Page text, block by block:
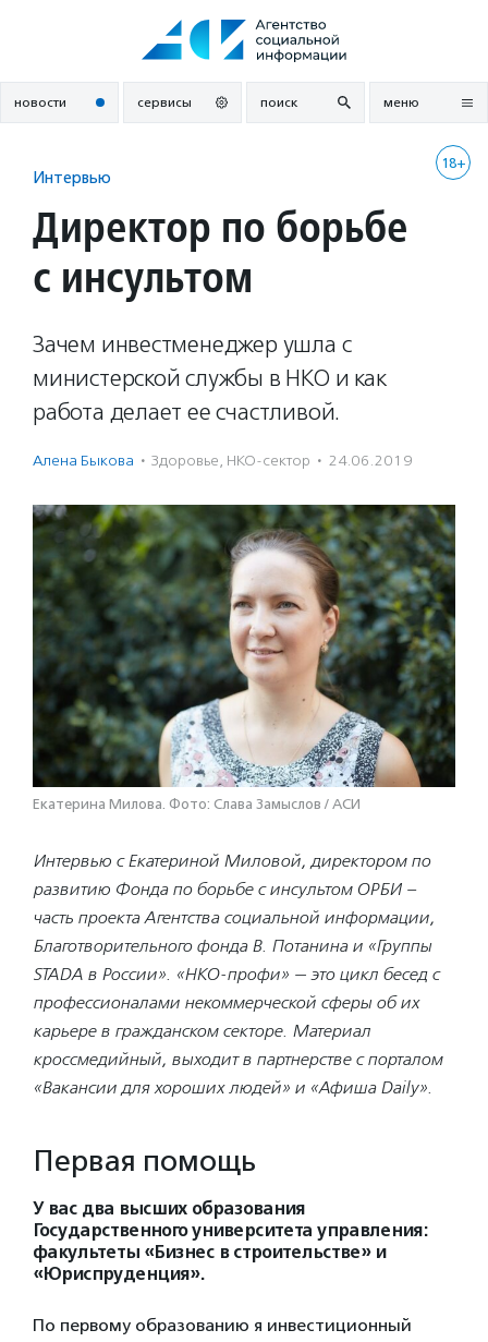
новости сервисы поиск меню
18+
Интервью
Директор по борьбе
с инсультом
Зачем инвестменеджер ушла с
министерской службы в НКО и как
работа делает ее счастливой.
Алена Быкова · Здоровье, НКО-сектор · 24.06.2019
Екатерина Милова. Фото: Слава Замыслов / АСИ
Интервью с Екатериной Миловой, директором по
развитию Фонда по борьбе с инсультом ОРБИ –
часть проекта Агентства социальной информации,
Благотворительного фонда В. Потанина и «Группы
STADA в России». «НКО-профи» — это цикл бесед с
профессионалами некоммерческой сферы об их
карьере в гражданском секторе. Материал
кроссмедийный, выходит в партнерстве с порталом
«Вакансии для хороших людей» и «Афиша Daily».
Первая помощь
У вас два высших образования
Государственного университета управления:
факультеты «Бизнес в строительстве» и
«Юриспруденция».
По первому образованию я инвестиционный